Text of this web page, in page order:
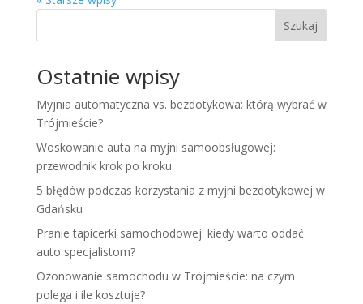
Szukaj
Ostatnie wpisy
Myjnia automatyczna vs. bezdotykowa: którą wybrać w
Trójmieście?
Woskowanie auta na myjni samoobsługowej:
przewodnik krok po kroku
5 błędów podczas korzystania z myjni bezdotykowej w
Gdańsku
Pranie tapicerki samochodowej: kiedy warto oddać
auto specjalistom?
Ozonowanie samochodu w Trójmieście: na czym
polega i ile kosztuje?